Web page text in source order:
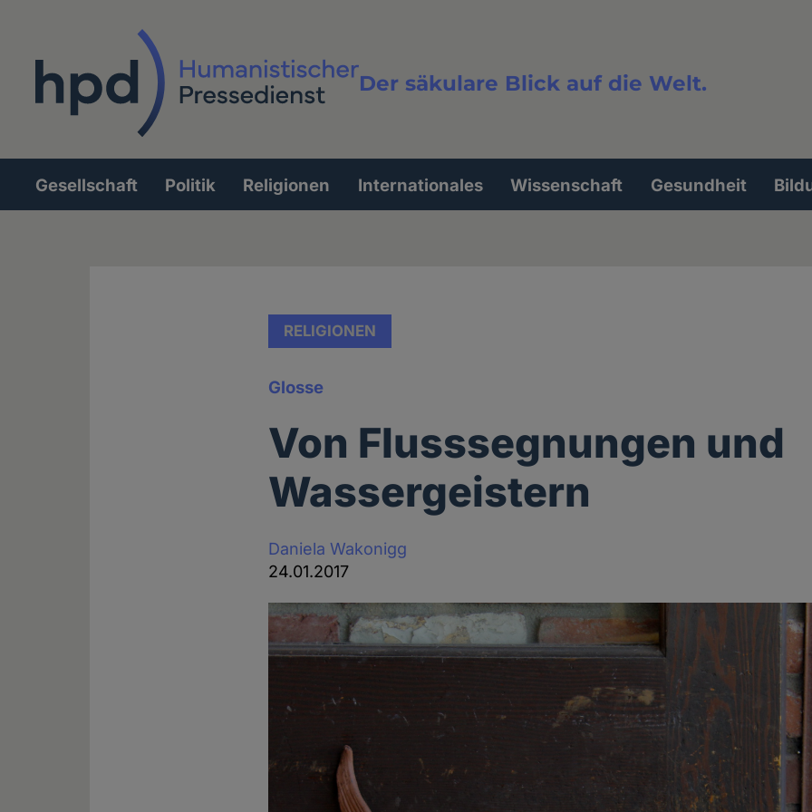
Der säkulare Blick auf die Welt.
Volltextsuche
Hauptnavigation
Gesellschaft Politik Religionen Internationales Wissenschaft Gesundheit
RELIGIONEN
Glosse
Von Flusssegnungen und
Wassergeistern
Daniela Wakonigg
24.01.2017